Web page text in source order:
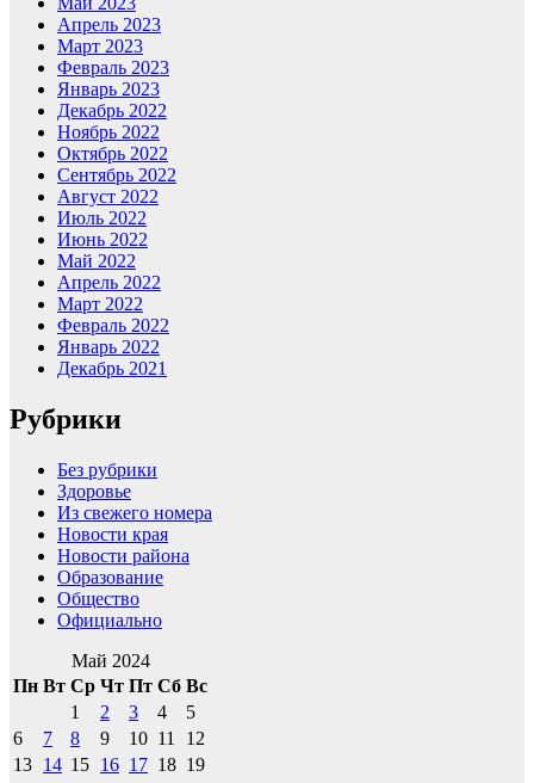
Апрель 2023
Март 2023
Февраль 2023
Январь 2023
Декабрь 2022
Ноябрь 2022
Октябрь 2022
Сентябрь 2022
Август 2022
Июль 2022
Июнь 2022
Май 2022
Апрель 2022
Март 2022
Февраль 2022
Январь 2022
Декабрь 2021
Рубрики
Без рубрики
Здоровье
Из свежего номера
Новости края
Новости района
Образование
Общество
Официально
Май 2024
Пн Вт Ср Чт Пт Сб Вс
1
2 3 4
5
6
7 8 9 10 11
12
13 14 15 16 17 18 19